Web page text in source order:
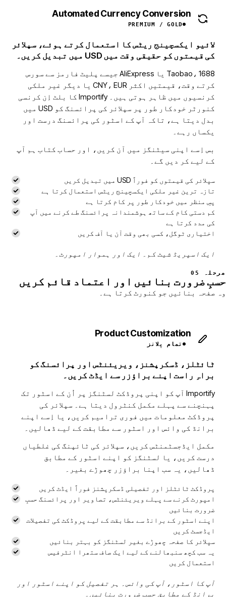
Automated Currency Conversion
PREMIUM / GOLD
لائیو ایکسچینج ریٹس کا استعمال کرتے ہوئے، سپلائر
کی قیمتوں کو حقیقی وقت میں USD میں تبدیل کریں۔
Taobao، 1688 یا AliExpress جیسے پلیٹ فارمز سے سورس
کرتے وقت، قیمتیں اکثر CNY، EUR یا دیگر غیر ملکی
کرنسیوں میں ظاہر ہوتی ہیں۔ Importify کا بلٹ اِن کرنسی
کنورٹر خودکار طور پر سپلائر کی پرائسنگ کو USD میں
بدل دیتا ہے، تاکہ آپ کے اسٹور کی پرائسنگ درست اور
یکساں رہے۔
بس اِسے اپنی سیٹنگز میں آن کریں، اور حساب کتاب ہم آپ
کے لیے کر دیں گے۔
سپلائر کی قیمتوں کو فوراً USD میں تبدیل کریں
تازہ ترین غیر ملکی ایکسچینج ریٹس استعمال کرتا ہے
پسِ منظر میں خودکار طور پر کام کرتا ہے
کم دستی کام کے ساتھ ہوشمندانہ پرائسنگ طے کرنے میں آپ
کی مدد کرتا ہے
اختیاری ٹوگل، کسی بھی وقت آن یا آف کریں
ایک اسپریڈ شیٹ کم۔ ایک اور ہموار امپورٹ۔
مرحلہ 05
حسبِ ضرورت بنائیں اور اعتماد قائم کریں
وہ صفحہ بنائیں جو کنورٹ کرتا ہے۔
Product Customization
تمام پلانز
ٹائٹلز، ڈسکرپشنز، ویریئنٹس اور پرائسنگ کو
براہِ راست اپنے براؤزر سے ایڈٹ کریں۔
Importify آپ کو اپنی پروڈکٹ لسٹنگز پر اُن کے اسٹور تک
پہنچنے سے پہلے مکمل کنٹرول دیتا ہے۔ سپلائر کی
پروڈکٹ معلومات میں فوری ترامیم کریں، یا اِسے اپنے
برانڈ کی وائس اور اسٹور سے مطابقت کے لیے ڈھالیں۔
مکمل ایڈجسٹمنٹس کریں، سپلائر کی ٹائپنگ کی غلطیاں
درست کریں، یا لسٹنگز کو اپنے اسٹور کے مطابق
ڈھالیں، یہ سب اپنا براؤزر چھوڑے بغیر۔
پروڈکٹ ٹائٹلز اور تفصیلی ڈسکرپشنز فوراً ایڈٹ کریں
امپورٹ کرنے سے پہلے ویریئنٹس، تصاویر اور پرائسنگ حسبِ
ضرورت بنائیں
اپنے اسٹور کے برانڈ سے مطابقت کے لیے پروڈکٹ کی تفصیلات
ایڈجسٹ کریں
سپلائر کا صفحہ چھوڑے بغیر لسٹنگز کو بہتر بنائیں
یہ سب کچھ سنبھالنے کے لیے ایک صاف ستھرا انٹرفیس
استعمال کریں
آپ کا اسٹور، آپ کی وائس۔ ہر تفصیل کو اپنے اسٹور اور
برانڈ کے مطابق حسبِ ضرورت بنائیں۔